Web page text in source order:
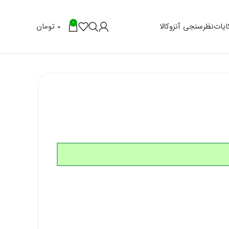
نظرسنجی آنزوکالا 0
0 تومان